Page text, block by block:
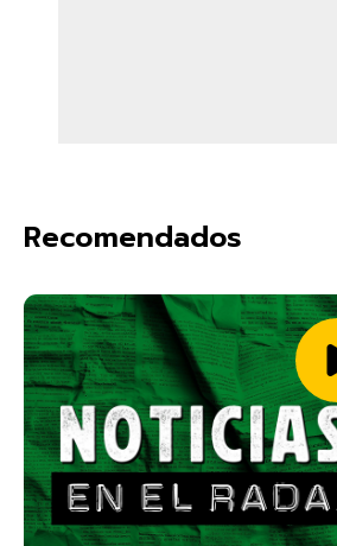
Recomendados